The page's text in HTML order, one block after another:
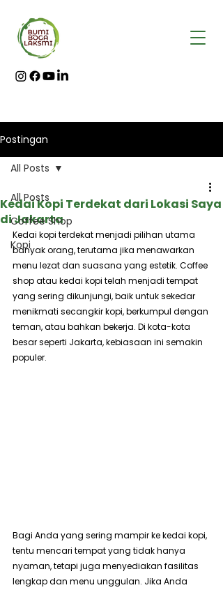
Postingan
All Posts
Coffee Shop
Kopi
All Posts
Kedai Kopi Terdekat dari Lokasi Saya
di Jakarta
Kedai kopi terdekat menjadi pilihan utama
banyak orang, terutama jika menawarkan
menu lezat dan suasana yang estetik. Coffee
shop atau kedai kopi telah menjadi tempat
yang sering dikunjungi, baik untuk sekedar
menikmati secangkir kopi, berkumpul dengan
teman, atau bahkan bekerja. Di kota-kota
besar seperti Jakarta, kebiasaan ini semakin
populer.
Bagi Anda yang sering mampir ke kedai kopi,
tentu mencari tempat yang tidak hanya
nyaman, tetapi juga menyediakan fasilitas
lengkap dan menu unggulan. Jika Anda